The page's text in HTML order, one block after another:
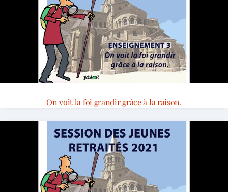
On voit la foi grandir grâce à la raison.